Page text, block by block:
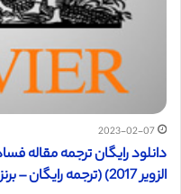
2023-02-07
دانلود رایگان ترجمه مقاله
الزویر 2017) (ترجمه رایگان – برنزی